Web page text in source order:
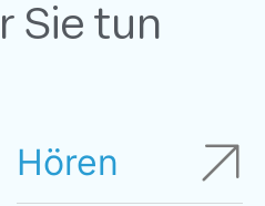
Sie tun
Hören